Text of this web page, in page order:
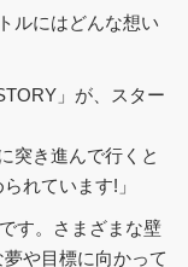
ルにはどんな想い
」が、スター
突き進んで行くと
れています!」
す。さまざまな壁
や目標に向かって